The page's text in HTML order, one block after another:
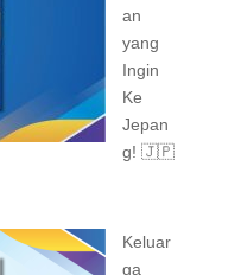
an
yang
Ingin
Ke
Jepan
g! 🇯🇵
Keluar
ga